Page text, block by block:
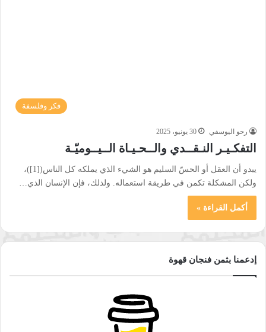
فكر وفلسفة
رحو اليوسفي 30 يونيو، 2025
التفكـيـر النـقــدي والــحـيـاة الــيــوميّـة
يبدو أن العقل أو الحسّ السليم هو الشيء الذي يملكه كل الناس([1])،
ولكن المشكلة تكمن في طريقة استعماله. ولذلك، فإن الإنسان الذي…
أكمل القراءة »
إدعمنا بثمن فنجان قهوة